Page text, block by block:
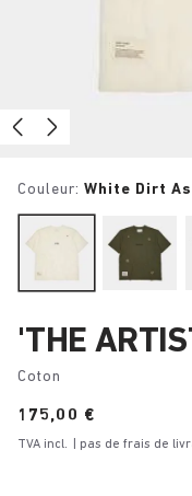
Couleur: White Dirt
'THE
Coton
Price:
175,00 €
TVA incl. | pas de frais de